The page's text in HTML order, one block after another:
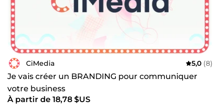
CiMedia 5,0 (8)
Je vais créer un BRANDING pour communiquer
votre business
À partir de 18,78 $US